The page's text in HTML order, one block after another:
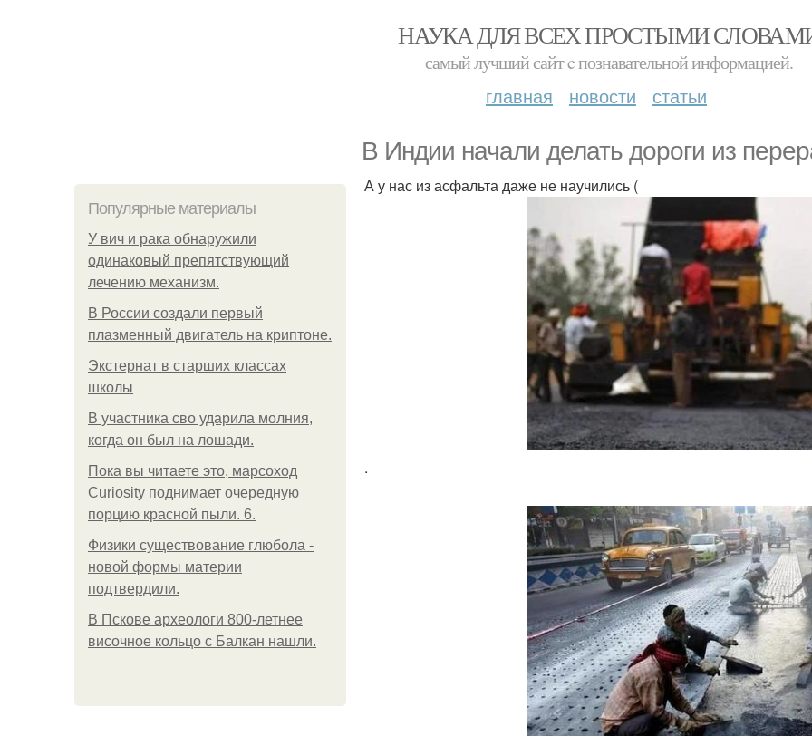
НАУКА ДЛЯ ВСЕХ ПРОСТЫМИ
самый лучший сайт c познавательной информацией.
главная новости статьи
В Индии начали делать дороги из
Популярные материалы
У вич и рака обнаружили
одинаковый препятствующий
лечению механизм.
В России создали первый
плазменный двигатель на криптоне.
Экстернат в старших классах
школы
В участника сво ударила молния,
когда он был на лошади.
Пока вы читаете это, марсоход
Curiosity поднимает очередную
порцию красной пыли. 6.
Физики существование глюбола -
новой формы материи
подтвердили.
В Пскове археологи 800-летнее
височное кольцо с Балкан нашли.
А у нас из асфальта даже не научились (
.